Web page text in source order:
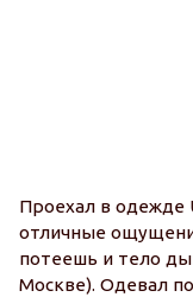
Проехал в одежде
отличные
потеешь и тело
Москве). Одевал